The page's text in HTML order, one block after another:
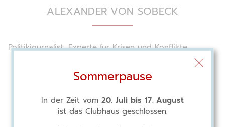
ALEXANDER VON SOBECK
Politikjournalist, Experte für Krisen und Konflikte
Sommerpause
In der Zeit vom 20. Juli bis 17. August
ist das Clubhaus geschlossen.